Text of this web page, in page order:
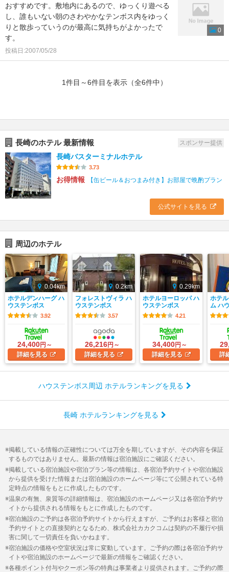
おすすめです。敷地内にあるので、ゆっくり遊べる
し、誰もいない朝のさわやかなテンボス内をゆっく
りと散歩っていうのが最高に気持ちがよかったで
す。
投稿日:2007/05/28
0
1件目～6件目を表示（全6件中）
長崎のホテル 最新情報 スポンサー提供
長崎バスターミナルホテル
3.73
お得情報 【缶ビール＆おつまみ付き】お部屋で晩酌プラン
公式サイトを見る
周辺のホテル
0.04km
ホテルデンハーグ ハ
ウステンボス
3.92
24,400円～
詳細を見る
0.2km
フォレストヴィラ ハ
ウステンボス
3.57
26,216円～
詳細を見る
0.29km
ホテルヨーロッパ ハ
ウステンボス
4.21
34,400円～
詳細を見る
ホテ
ム ハ
詳
ハウステンボス周辺 ホテルランキングを見る
長崎 ホテルランキングを見る
掲載している情報の正確性については万全を期していますが、その内容を保証
するものではありません。最新の情報は宿泊施設にご確認ください。
掲載している宿泊施設や宿泊プラン等の情報は、各宿泊予約サイトや宿泊施設
から提供を受けた情報または宿泊施設のホームページ等にて公開されている特
定時点の情報をもとに作成したものです。
温泉の有無、泉質等の詳細情報は、宿泊施設のホームページ又は各宿泊予約サ
イトから提供される情報をもとに作成したものです。
宿泊施設のご予約は各宿泊予約サイトから行えますが、ご予約はお客様と宿泊
予約サイトとの直接契約となるため、株式会社カカクコムは契約の不履行や損
害に関して一切責任を負いかねます。
宿泊施設の価格や空室状況は常に変動しています。ご予約の際は各宿泊予約サ
イトや宿泊施設のホームページで最新の情報をご確認ください。
各種ポイント付与やクーポン等の特典は事業者より提供されます。ご予約の際